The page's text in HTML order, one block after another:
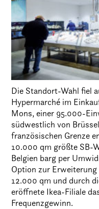
Die Standort-Wahl fiel
Hypermarché im
Mons, einer 95.000-
südwestlich von
französischen Grenze
10.000 qm größte SB-
Belgien barg per
Option zur
12.000 qm und durch
eröffnete Ikea-Filiale
Frequenzgewinn.